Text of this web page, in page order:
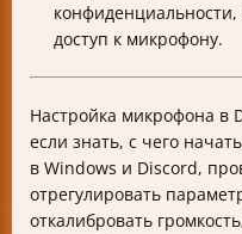
доступ к микрофону.
Настройка микрофона в
если знать, с чего
в Windows и Discord,
отрегулировать
откалибровать